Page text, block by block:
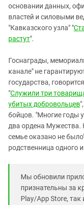
основании данных,
властей и силовыми
"Кавказского узла" "
растут".
Госнаграды,
канале" не
государства,
"Служили три
убитых добровольцев
бойцов. "Многие годы
два ордена Мужества.
семье оказано не
родственница одного
Мы обновили
признательны за
Play/App Store, так